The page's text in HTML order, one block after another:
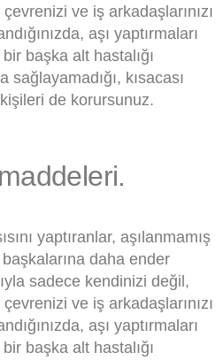
ve iş arkadaşlarınızı
aşı yaptırmaları
başka alt hastalığı
sağlayamadığı, kısacası
de korursunuz.
yaptıranlar, aşılanmamış
daha ender
sadece kendinizi değil,
ve iş arkadaşlarınızı
aşı yaptırmaları
başka alt hastalığı